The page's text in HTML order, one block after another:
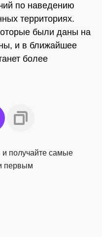
по наведению
территориях.
были даны на
и в ближайшее
более
получайте самые
первым